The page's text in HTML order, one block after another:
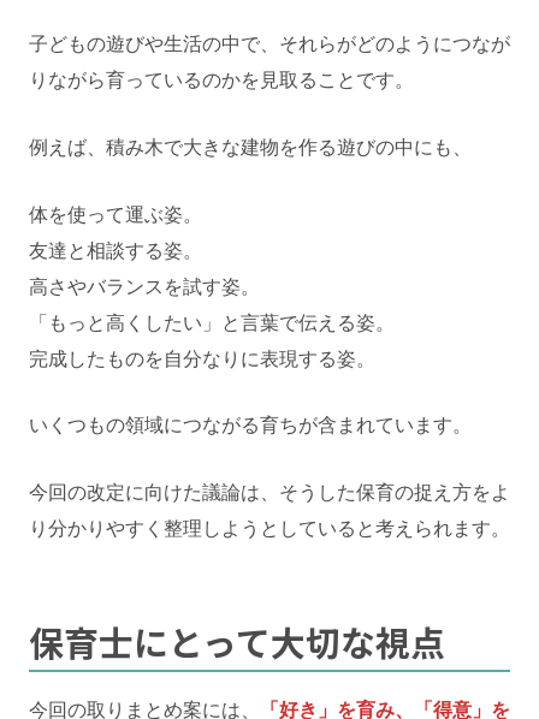
子どもの遊びや生活の中で、それらがどのようにつなが
りながら育っているのかを見取ることです。
例えば、積み木で大きな建物を作る遊びの中にも、
体を使って運ぶ姿。
友達と相談する姿。
高さやバランスを試す姿。
「もっと高くしたい」と言葉で伝える姿。
完成したものを自分なりに表現する姿。
いくつもの領域につながる育ちが含まれています。
今回の改定に向けた議論は、そうした保育の捉え方をよ
り分かりやすく整理しようとしていると考えられます。
保育士にとって大切な視点
今回の取りまとめ案には、
「好き」を育み、「得意」を